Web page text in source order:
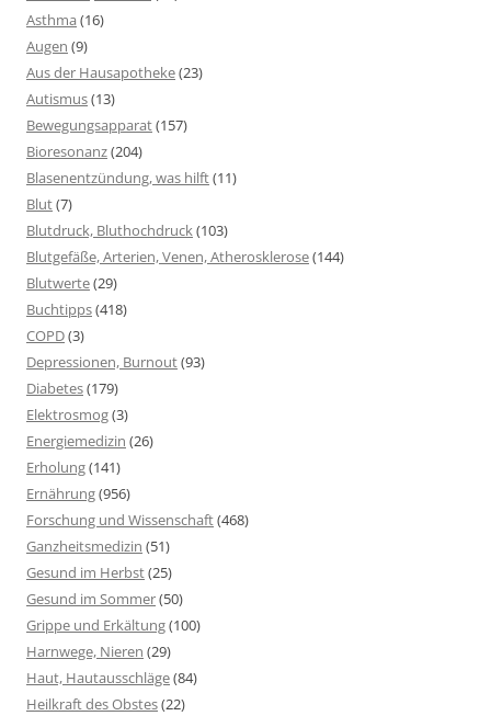
Asthma (16)
Augen (9)
Aus der Hausapotheke(23)
Autismus(13)
Bewegungsapparat(157)
Bioresonanz(204)
Blasenentzündung, was hilft(11)
Blut(7)
Blutdruck, Bluthochdruck(103)
Blutgefäße, Arterien, Venen, Atherosklerose(144)
Blutwerte(29)
Buchtipps(418)
COPD(3)
Depressionen, Burnout(93)
Diabetes(179)
Elektrosmog(3)
Energiemedizin (26)
Erholung(141)
Ernährung(956)
Forschung und Wissenschaft(468)
Ganzheitsmedizin (51)
Gesund im Herbst(25)
Gesund im Sommer(50)
Grippe und Erkältung(100)
Harnwege, Nieren (29)
Haut, Hautausschläge(84)
Heilkraft des Obstes(22)